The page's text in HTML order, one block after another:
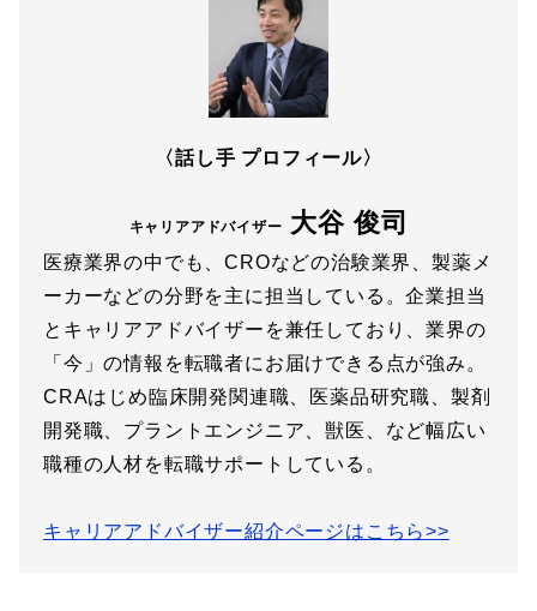
〈話し手 プロフィール〉
キャリアアドバイザー 大谷 俊司
医療業界の中でも、CROなどの治験業界、製薬メ
ーカーなどの分野を主に担当している。企業担当
とキャリアアドバイザーを兼任しており、業界の
「今」の情報を転職者にお届けできる点が強み。
CRAはじめ臨床開発関連職、医薬品研究職、製剤
開発職、プラントエンジニア、獣医、など幅広い
職種の人材を転職サポートしている。
キャリアアドバイザー紹介ページはこちら>>